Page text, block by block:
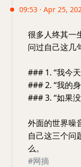
09:53 · Apr 25,
很多人终其一
问过自己这几
### 1. “我今
### 2. “我的
### 3. “如果
外面的世界噪
自己这三个问
么。
#网摘